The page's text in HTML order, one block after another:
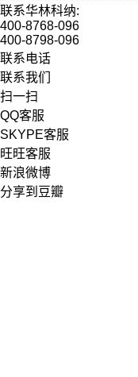
联系华林科纳:
400-8768-096
400-8798-096
联系电话
联系我们
扫一扫
QQ客服
SKYPE客服
旺旺客服
新浪微博
分享到豆瓣